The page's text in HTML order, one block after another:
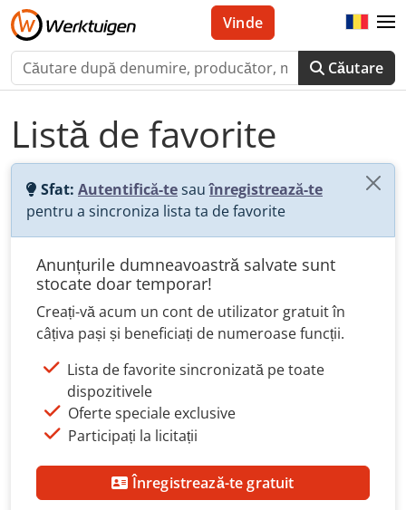
Căutare
Vinde
Listă de favorite
Sfat: Autentifică-tesauînregistrează-te
pentru a sincroniza lista ta de favorite
Anunțurile dumneavoastră salvate sunt
stocate doar temporar!
Creați-vă acum un cont de utilizator gratuit în
câțiva pași și beneficiați de numeroase funcții.
Lista de favorite sincronizată pe toate
dispozitivele
Oferte speciale exclusive
Participați la licitații
Înregistrează-te gratuit